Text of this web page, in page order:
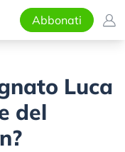
Abbonati
Luca
del